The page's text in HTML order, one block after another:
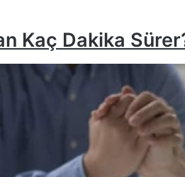
Kaç Dakika